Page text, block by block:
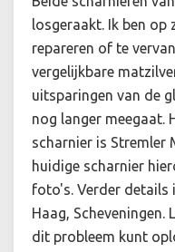
losgeraakt. Ik ben op
repareren of te
vergelijkbare
uitsparingen van de
nog langer meegaat.
scharnier is Stremler
huidige scharnier
foto's. Verder details
Haag, Scheveningen.
dit probleem kunt